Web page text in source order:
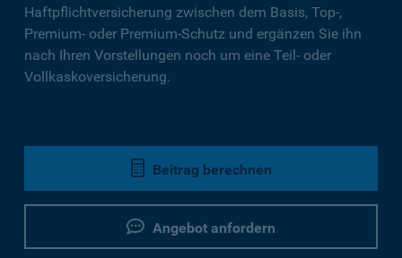
Haftpflichtversicherung zwischen dem Basis, Top-,
Premium- oder Premium-Schutz und ergänzen Sie ihn
nach Ihren Vorstellungen noch um eine Teil- oder
Vollkaskoversicherung.
Beitrag berechnen
Angebot anfordern